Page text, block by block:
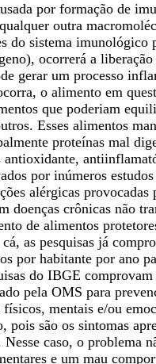
por formação de
outra
do sistema
ocorrerá a
gerar um processo
o alimento em
que poderiam
Esses alimentos
proteínas mal
por inúmeros
alérgicas
doenças crônicas não
de alimentos
as pesquisas já
por habitante por ano
do IBGE
pela OMS para
físicos, mentais e/ou
pois são os sintomas
caso, o problema
e um mau